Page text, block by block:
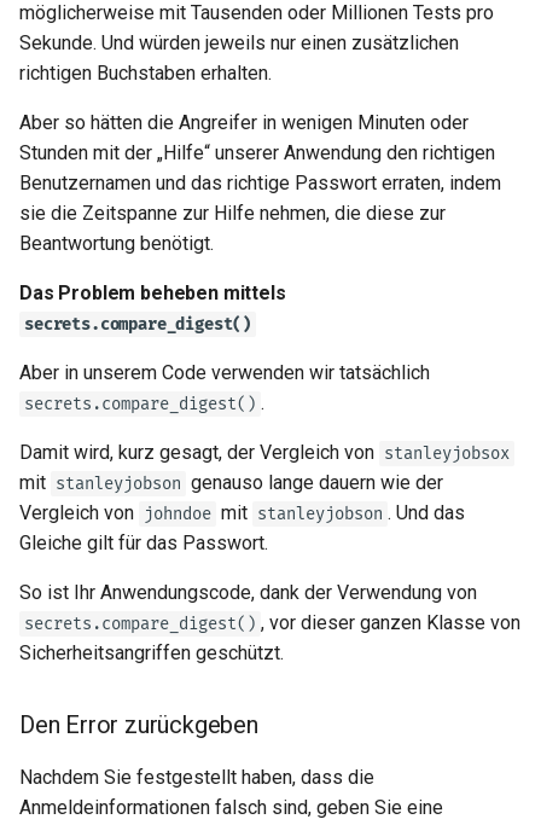
möglicherweise mit Tausenden oder Millionen Tests pro
Sekunde. Und würden jeweils nur einen zusätzlichen
richtigen Buchstaben erhalten.
Aber so hätten die Angreifer in wenigen Minuten oder
Stunden mit der „Hilfe“ unserer Anwendung den richtigen
Benutzernamen und das richtige Passwort erraten, indem
sie die Zeitspanne zur Hilfe nehmen, die diese zur
Beantwortung benötigt.
Das Problem beheben mittels
secrets.compare_digest()
Aber in unserem Code verwenden wir tatsächlich
secrets.compare_digest() .
Damit wird, kurz gesagt, der Vergleich von stanleyjobsox
mit stanleyjobson genauso lange dauern wie der
Vergleich von johndoe mit stanleyjobson . Und das
Gleiche gilt für das Passwort.
So ist Ihr Anwendungscode, dank der Verwendung von
secrets.compare_digest() , vor dieser ganzen Klasse von
Sicherheitsangriffen geschützt.
Den Error zurückgeben
Nachdem Sie festgestellt haben, dass die
Anmeldeinformationen falsch sind, geben Sie eine